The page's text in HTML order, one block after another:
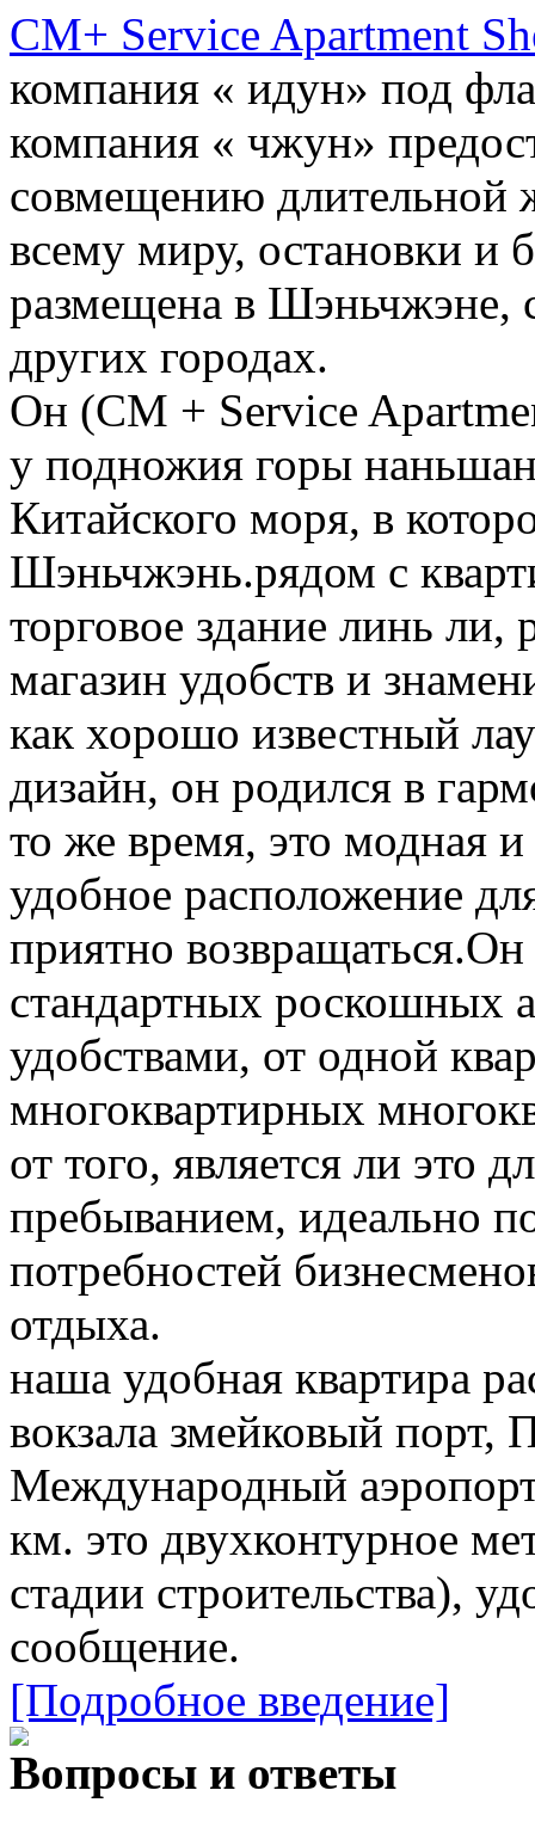
CM+ Service Apartment
компания « идун» под
компания « чжун»
совмещению длительной
всему миру, остановки и
размещена в Шэньчжэне,
других городах.
Он (CM + Service
у подножия горы
Китайского моря, в
Шэньчжэнь.рядом с
торговое здание линь
магазин удобств и
как хорошо известный
дизайн, он родился в
то же время, это модная
удобное расположение
приятно
стандартных роскошных
удобствами, от одной
многоквартирных
от того, является ли это
пребыванием, идеально
потребностей
отдыха.
наша удобная квартира
вокзала змейковый порт,
Международный
км. это двухконтурное
стадии строительства),
сообщение.
[Подробное введение]
Вопросы и ответы